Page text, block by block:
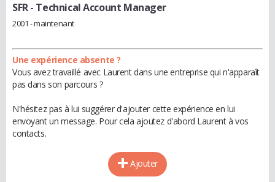
SFR- Technical Account Manager
2001 - maintenant
Une expérience absente ?
Vous avez travaillé avec Laurent dans une entreprise qui n'apparaît
pas dans son parcours ?
N'hésitez pas à lui suggérer d'ajouter cette expérience en lui
envoyant un message. Pour cela ajoutez d'abord Laurent à vos
contacts.
Ajouter